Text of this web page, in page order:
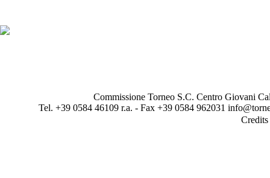
Commissione Torneo S.C. Centro Giovani
Tel. +39 0584 46109 r.a. - Fax +39 0584 962031
Credits